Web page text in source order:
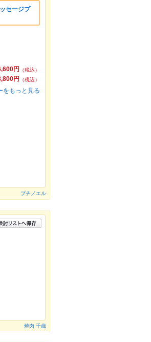
セージプ
円
（税込）
円
（税込）
をもっと見る
プチノエル
焼肉 千歳